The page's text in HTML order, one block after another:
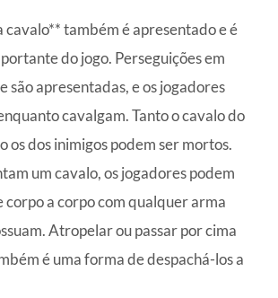
cavalo** também é apresentado e é
do jogo. Perseguições em
são apresentadas, e os jogadores
cavalgam. Tanto o cavalo do
os dos inimigos podem ser mortos.
um cavalo, os jogadores podem
a corpo com qualquer arma
Atropelar ou passar por cima
é uma forma de despachá-los a